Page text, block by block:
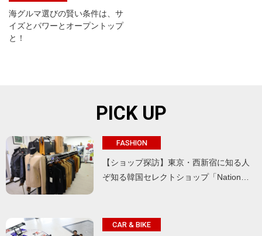
海グルマ選びの賢い条件は、サ
イズとパワーとオープントップ
と！
PICK UP
FASHION
【ショップ探訪】東京・西新宿に知る人
ぞ知る韓国セレクトショップ「Nation…
CAR & BIKE